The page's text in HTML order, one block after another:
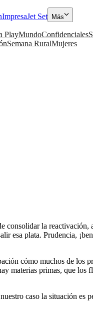
ImpresaJet Set Más
PlayMundoConfidenciales
Semana RuralMujeres
consolidar la
esa plata. Prudencia,
cómo muchos de los
materias primas, que
caso la situación